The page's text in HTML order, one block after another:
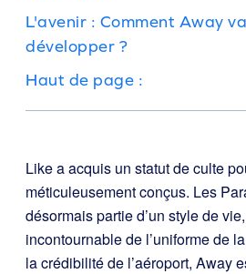
L'avenir : Comment Away
développer ?
Haut de page :
Like a acquis un statut de culte
méticuleusement conçus. Les
désormais partie d’un style de
incontournable de l’uniforme de
la crédibilité de l’aéroport, Away